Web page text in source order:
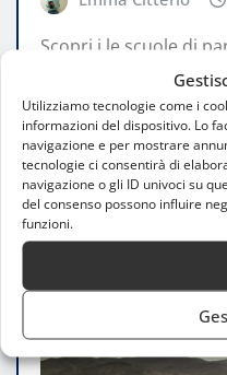
Utilizziamo tecnologie come i
informazioni del dispositivo. Lo
navigazione e per mostrare
tecnologie ci consentirà di
navigazione o gli ID univoci su
del consenso possono influire
funzioni.
Scopri i le scuole di
e livello: una guida
della…
LEGGI TUTTO